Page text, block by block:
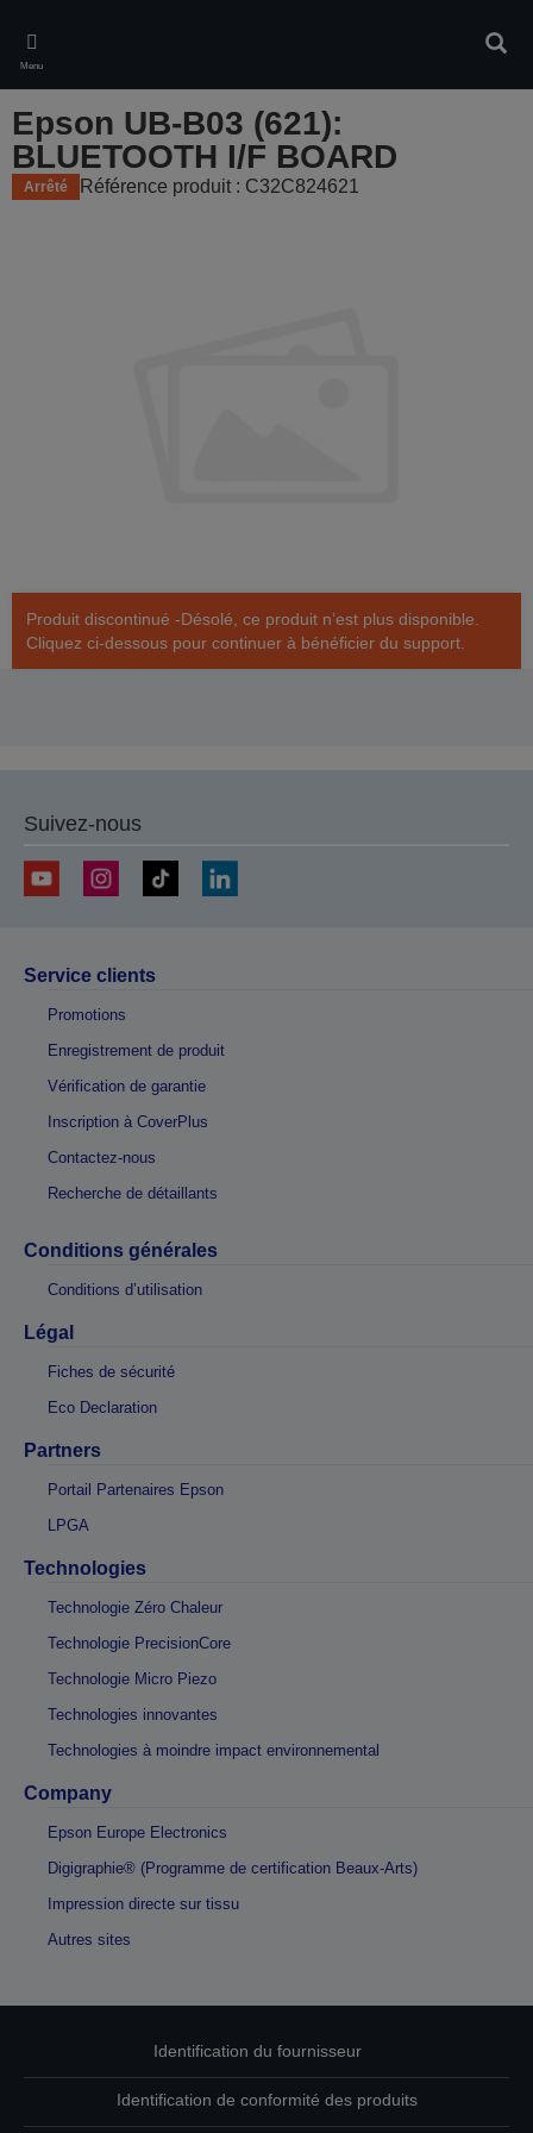
main
content
Menu
Epson UB-B03 (621):
BLUETOOTH I/F BOARD
Arrêté Référence produit : C32C824621
Produit discontinué -Désolé, ce produit n’est plus disponible.
Cliquez ci-dessous pour continuer à bénéficier du support.
Suivez-nous
Service clients
Promotions
Enregistrement de produit
Vérification de garantie
Inscription à CoverPlus
Contactez-nous
Recherche de détaillants
Conditions générales
Conditions d’utilisation
Légal
Fiches de sécurité
Eco Declaration
Partners
Portail Partenaires Epson
LPGA
Technologies
Technologie Zéro Chaleur
Technologie PrecisionCore
Technologie Micro Piezo
Technologies innovantes
Technologies à moindre impact environnemental
Company
Epson Europe Electronics
Digigraphie® (Programme de certification Beaux-Arts)
Impression directe sur tissu
Autres sites
Identification du fournisseur
Identification de conformité des produits